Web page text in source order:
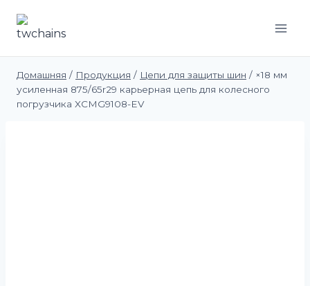
Домашняя / Продукция / Цепи для защиты шин / ×18 мм
усиленная 875/65r29 карьерная цепь для колесного
погрузчика XCMG9108-EV